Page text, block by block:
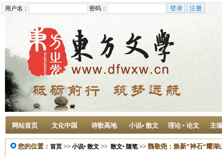
用户名： 密码：
网站首页 文化中国 诗歌高地 小说• 散文 理论 ▪ 论文 主
您的位置： 首页 >> 小说• 散文 >> 散文• 随笔>> 魏敬尧：焕新”神石“耀湖